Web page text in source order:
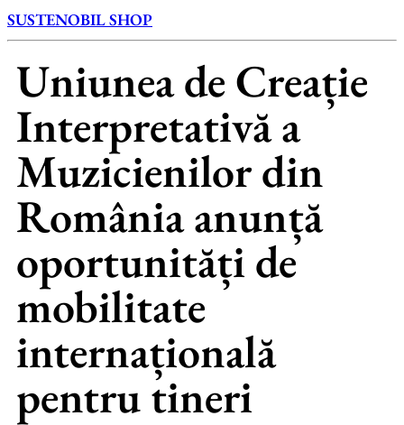
SUSTENOBIL SHOP
Uniunea de Creație
Interpretativă a
Muzicienilor din
România anunță
oportunități de
mobilitate
internațională
pentru tineri